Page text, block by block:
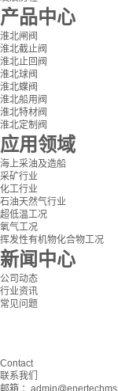
产品中心
淮北闸阀
淮北截止阀
淮北止回阀
淮北球阀
淮北蝶阀
淮北船用阀
淮北特材阀
淮北定制阀
应用领域
海上采油及造船
采矿行业
化工行业
石油天然气行业
超低温工况
氧气工况
挥发性有机物化合物工况
新闻中心
公司动态
行业资讯
常见问题
Contact
联系我们